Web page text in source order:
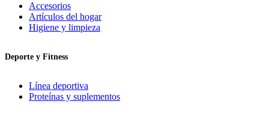
Accesorios
Artículos del hogar
Higiene y limpieza
Deporte y Fitness
Línea deportiva
Proteínas y suplementos